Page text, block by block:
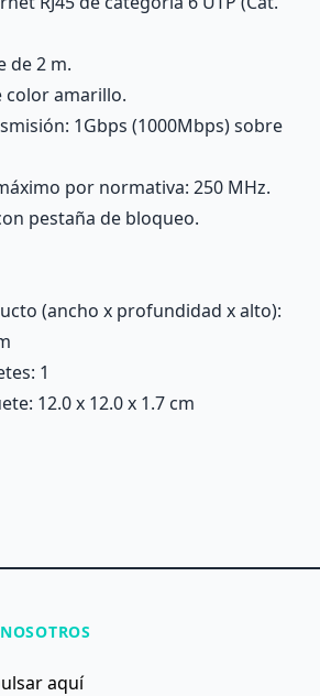
de 2 m.
color amarillo.
1Gbps (1000Mbps) sobre
por normativa: 250 MHz.
pestaña de bloqueo.
(ancho x profundidad x alto):
1
12.0 x 12.0 x 1.7 cm
aquí